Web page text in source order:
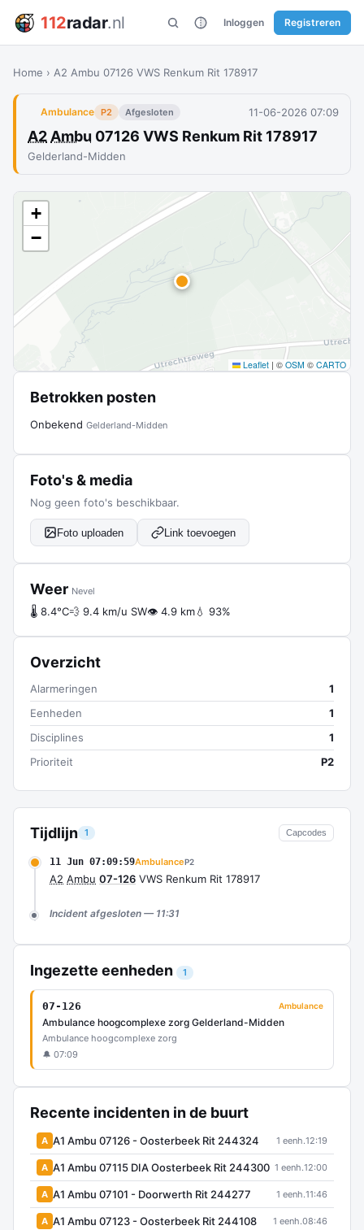
112radar.nl Inloggen Registreren
Home › A2 Ambu 07126 VWS Renkum Rit 178917
Ambulance P2 Afgesloten 11-06-2026 07:09
A2 Ambu 07126 VWS Renkum Rit 178917
Gelderland-Midden
Tijdlijn 1 Capcodes
11 Jun 07:09:59AmbulanceP2
A2 Ambu 07-126 VWS Renkum Rit 178917
Incident afgesloten — 11:31
Ingezette eenheden 1
07-126 Ambulance
Ambulance hoogcomplexe zorg Gelderland-Midden
Ambulance hoogcomplexe zorg
🔔 07:09
Recente incidenten in de buurt
A A1 Ambu 07126 - Oosterbeek Rit 244324 1 eenh.12:19
A A1 Ambu 07115 DIA Oosterbeek Rit 244300 1 eenh.12:00
A A1 Ambu 07101 - Doorwerth Rit 244277 1 eenh.11:46
A A1 Ambu 07123 - Oosterbeek Rit 244108 1 eenh.08:46
+
−
Leaflet | © OSM © CARTO
Betrokken posten
Onbekend Gelderland-Midden
Foto's & media
Nog geen foto's beschikbaar.
Foto uploaden Link toevoegen
Weer Nevel
🌡 8.4°C💨 9.4 km/u SW👁 4.9 km💧 93%
Overzicht
Alarmeringen
1
Eenheden
1
Disciplines
1
Prioriteit
P2